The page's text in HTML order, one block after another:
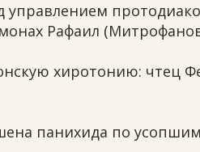
управлением
Рафаил
хиротонию: чтец
панихида по